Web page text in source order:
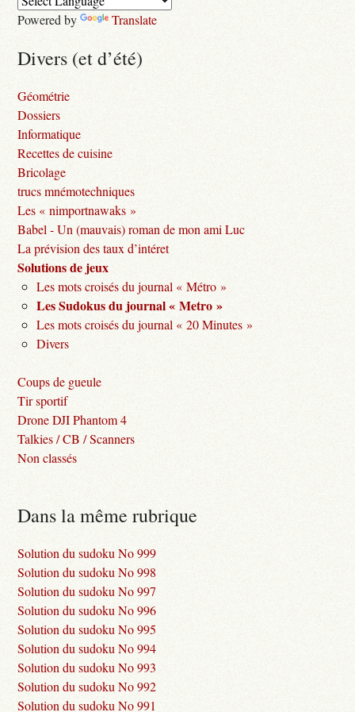
Powered by Translate
Divers (et d’été)
Géométrie
Dossiers
Informatique
Recettes de cuisine
Bricolage
trucs mnémotechniques
Les « nimportnawaks »
Babel - Un (mauvais) roman de mon ami Luc
La prévision des taux d’intéret
Solutions de jeux
Les mots croisés du journal « Métro »
Les Sudokus du journal « Metro »
Les mots croisés du journal « 20 Minutes »
Divers
Coups de gueule
Tir sportif
Drone DJI Phantom 4
Talkies / CB / Scanners
Non classés
Dans la même rubrique
Solution du sudoku No 999
Solution du sudoku No 998
Solution du sudoku No 997
Solution du sudoku No 996
Solution du sudoku No 995
Solution du sudoku No 994
Solution du sudoku No 993
Solution du sudoku No 992
Solution du sudoku No 991